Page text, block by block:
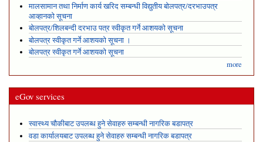
मालसामान तथा निर्माण कार्य खरिद सम्बन्धी विद्युतीय बोलपत्र/दरभाउपत्र
आव्हानको सूचना
बोलपत्र/शिलबन्दी दरभाउ पत्र स्वीकृत गर्ने आशयको सूचना
बोलपत्र स्वीकृत गर्ने आशयको सूचना ।
बोलपत्र स्वीकृत गर्ने आशयको सूचना
more
eGov services
स्वास्थ्य चौकीबाट उपलब्ध हुने सेवाहरु सम्बन्धी नागरिक बडापत्र
वडा कार्यालयबाट उपलब्ध हुने सेवाहरु सम्बन्धी नागरिक बडापत्र